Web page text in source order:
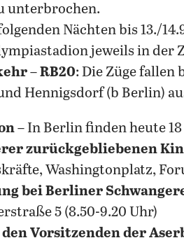
unterbrochen.
Nächten bis 13./
jeweils in der
– RB20: Die Züge fallen
Hennigsdorf (b Berlin)
– In Berlin finden heute 18
zurückgebliebenen
Washingtonplatz,
bei Berliner
5 (8.50-9.20 Uhr)
Vorsitzenden der